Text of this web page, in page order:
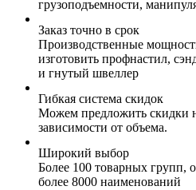
грузоподъемности,
Заказ точно в срок
Производственные
изготовить профнастил,
и гнутый швеллер
Гибкая система скидок
Можем предложить скидки
зависимости от объема.
Широкий выбор
Более 100 товарных групп,
более 8000 наименований